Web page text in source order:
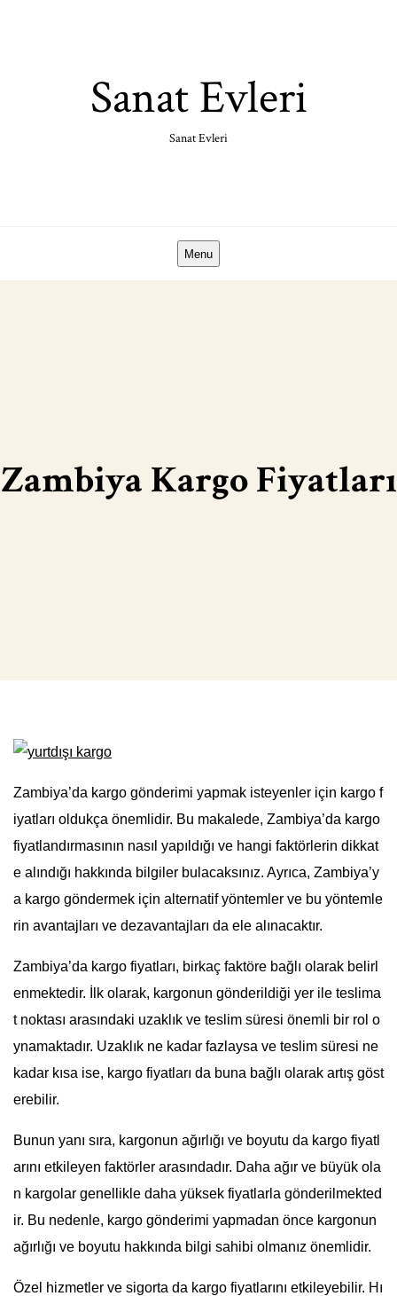
Sanat Evleri
Sanat Evleri
Menu
Zambiya Kargo Fiyatları
Zambiya’da kargo gönderimi yapmak isteyenler için kargo f
iyatları oldukça önemlidir. Bu makalede, Zambiya’da kargo
fiyatlandırmasının nasıl yapıldığı ve hangi faktörlerin dikkat
e alındığı hakkında bilgiler bulacaksınız. Ayrıca, Zambiya’y
a kargo göndermek için alternatif yöntemler ve bu yöntemle
rin avantajları ve dezavantajları da ele alınacaktır.
Zambiya’da kargo fiyatları, birkaç faktöre bağlı olarak belirl
enmektedir. İlk olarak, kargonun gönderildiği yer ile teslima
t noktası arasındaki uzaklık ve teslim süresi önemli bir rol o
ynamaktadır. Uzaklık ne kadar fazlaysa ve teslim süresi ne
kadar kısa ise, kargo fiyatları da buna bağlı olarak artış göst
erebilir.
Bunun yanı sıra, kargonun ağırlığı ve boyutu da kargo fiyatl
arını etkileyen faktörler arasındadır. Daha ağır ve büyük ola
n kargolar genellikle daha yüksek fiyatlarla gönderilmekted
ir. Bu nedenle, kargo gönderimi yapmadan önce kargonun
ağırlığı ve boyutu hakkında bilgi sahibi olmanız önemlidir.
Özel hizmetler ve sigorta da kargo fiyatlarını etkileyebilir. Hı